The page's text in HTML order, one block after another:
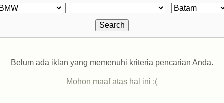
Belum ada iklan yang memenuhi kriteria pencarian Anda.
Mohon maaf atas hal ini :(